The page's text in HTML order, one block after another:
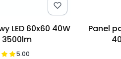
LED 60x60 40W
3500lm
5.00
Panel